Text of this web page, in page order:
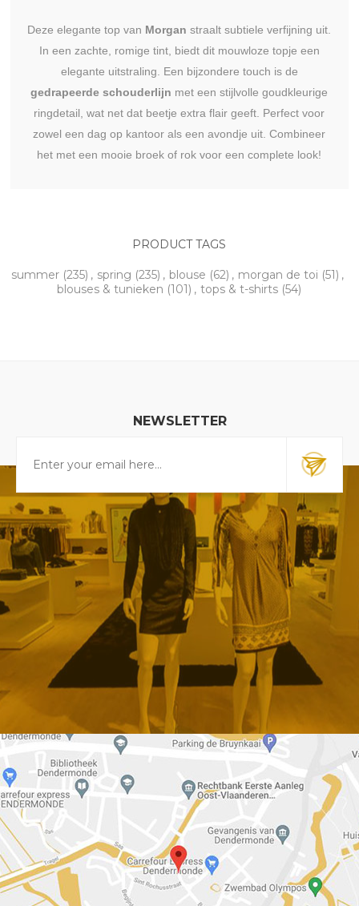
Deze elegante top van Morgan straalt subtiele verfijning uit.
In een zachte, romige tint, biedt dit mouwloze topje een
elegante uitstraling. Een bijzondere touch is de
gedrapeerde schouderlijn met een stijlvolle goudkleurige
ringdetail, wat net dat beetje extra flair geeft. Perfect voor
zowel een dag op kantoor als een avondje uit. Combineer
het met een mooie broek of rok voor een complete look!
PRODUCT TAGS
summer (235) , spring (235) , blouse (62) , morgan de toi (51) ,
blouses & tunieken (101) , tops & t-shirts (54)
NEWSLETTER